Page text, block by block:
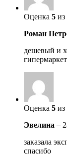
Оценка 5 из
Роман
дешевый и
гипермаркет
Оценка 5 из
Эвелина –
заказала
спасибо